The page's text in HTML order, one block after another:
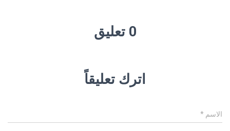
0 تعليق
اترك تعليقاً
الاسم *